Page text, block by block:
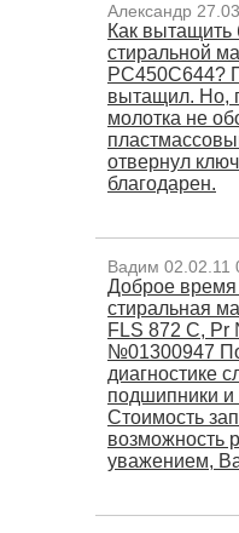
Александр
Как вытащить
стиральной
РС450С644?
вытащил. Но,
молотка не
отвернул
благодарен.
Вадим 02.02.11
Доброе время
стиральная
FLS 872 C,
№01300947
диагностике
подшипники и
Стоимость
возможность
уважением,